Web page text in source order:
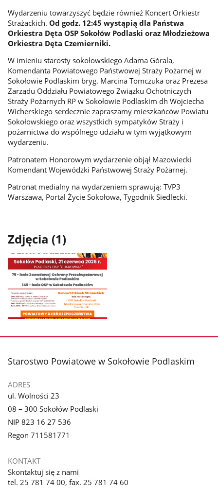
Wydarzeniu towarzyszyć będzie również Koncert Orkiestr
Strażackich. Od godz. 12:45 wystąpią dla Państwa
Orkiestra Dęta OSP Sokołów Podlaski oraz Młodzieżowa
Orkiestra Dęta Czemierniki.
W imieniu starosty sokołowskiego Adama Górala,
Komendanta Powiatowego Państwowej Straży Pożarnej w
Sokołowie Podlaskim bryg. Marcina Tomczuka oraz Prezesa
Zarządu Oddziału Powiatowego Związku Ochotniczych
Straży Pożarnych RP w Sokołowie Podlaskim dh Wojciecha
Wicherskiego serdecznie zapraszamy mieszkańców Powiatu
Sokołowskiego oraz wszystkich sympatyków Straży i
pożarnictwa do wspólnego udziału w tym wyjątkowym
wydarzeniu.
Patronatem Honorowym wydarzenie objął Mazowiecki
Komendant Wojewódzki Państwowej Straży Pożarnej.
Patronat medialny na wydarzeniem sprawują: TVP3
Warszawa, Portal Życie Sokołowa, Tygodnik Siedlecki.
Zdjęcia (1)
zdjęcie
galerii.
stopka
Starostwo Powiatowe w Sokołowie Podlaskim
ADRES
ul. Wolności 23
08 – 300 Sokołów Podlaski
NIP 823 16 27 536
Regon 711581771
KONTAKT
Skontaktuj się z nami
tel. 25 781 74 00, fax. 25 781 74 60